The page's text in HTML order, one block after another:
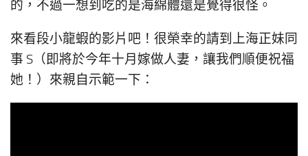
的，不過一想到吃的是海綿體還是覺得很怪。
來看段小龍蝦的影片吧！很榮幸的請到上海正妹同
事 S（即將於今年十月嫁做人妻，讓我們順便祝福
她！）來親自示範一下：